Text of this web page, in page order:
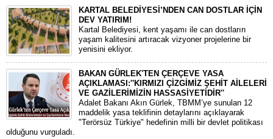
KARTAL BELEDİYESİ’NDEN CAN DOSTLAR İÇİN
DEV YATIRIM!
Kartal Belediyesi, kent yaşamı ile can dostların
yaşam kalitesini artıracak vizyoner projelerine bir
yenisini ekliyor.
BAKAN GÜRLEK'TEN ÇERÇEVE YASA
AÇIKLAMASI:''KIRMIZI ÇİZGİMİZ ŞEHİT AİLELERİ
VE GAZİLERİMİZİN HASSASİYETİDİR''
Adalet Bakanı Akın Gürlek, TBMM’ye sunulan 12
maddelik yasa teklifinin detaylarını açıklayarak
"Terörsüz Türkiye" hedefinin milli bir devlet politikası
olduğunu vurguladı.